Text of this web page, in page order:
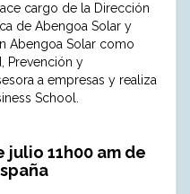
cargo de la Dirección
de Abengoa Solar y
Abengoa Solar como
Prevención y
a empresas y realiza
School.
julio 11h00 am de